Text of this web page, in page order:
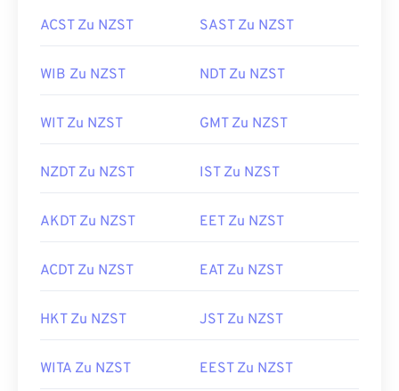
ACST Zu NZST SAST Zu NZST
WIB Zu NZST NDT Zu NZST
WIT Zu NZST GMT Zu NZST
NZDT Zu NZST IST Zu NZST
AKDT Zu NZST EET Zu NZST
ACDT Zu NZST EAT Zu NZST
HKT Zu NZST JST Zu NZST
WITA Zu NZST EEST Zu NZST